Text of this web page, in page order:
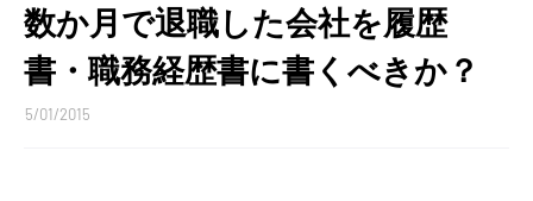
数か月で退職した会社を履歴
書・職務経歴書に書くべきか？
5/01/2015